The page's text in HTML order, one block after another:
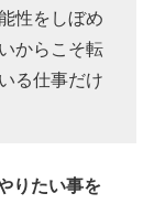
性をしぼめ
からこそ転
る仕事だけ
りたい事を